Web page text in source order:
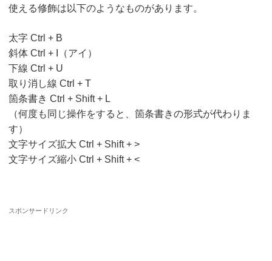
使える修飾は以下のようなものがあります。
太字 Ctrl + B
斜体 Ctrl + I（アイ）
下線 Ctrl + U
取り消し線 Ctrl + T
箇条書き Ctrl + Shift + L
（何度も同じ操作をすると、箇条書きの形式が代わりま
す）
文字サイズ拡大 Ctrl + Shift + >
文字サイズ縮小 Ctrl + Shift + <
スポンサードリンク